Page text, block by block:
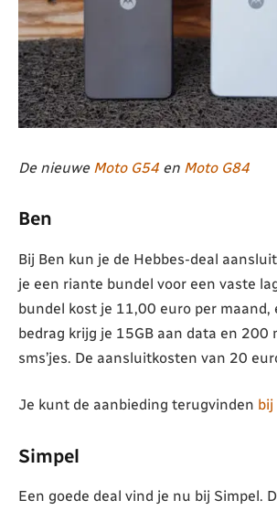
De nieuwe Moto G54 en Moto G84
Ben
Bij Ben kun je de Hebbes-deal
je een riante bundel voor een vaste
bundel kost je 11,00 euro per maand,
bedrag krijg je 15GB aan data en 200
sms’jes. De aansluitkosten van 20
Je kunt de aanbieding terugvinden bij
Simpel
Een goede deal vind je nu bij Simpel.